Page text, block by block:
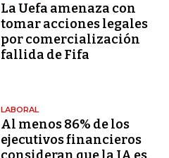
La Uefa amenaza con
tomar acciones legales
por comercialización
fallida de Fifa
LABORAL
Al menos 86% de los
ejecutivos financieros